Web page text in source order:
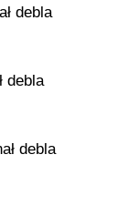
debla
debla
debla